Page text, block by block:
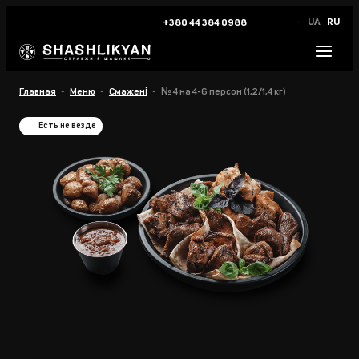
+380 44 384 0988 UA RU
Главная Меню Смажені № 4 на 4-6 персон (1,2/1,4 кг)
Есть не везде